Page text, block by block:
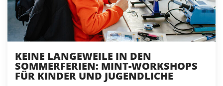
KEINE LANGEWEILE IN DEN
SOMMERFERIEN: MINT-WORKSHOPS
FÜR KINDER UND JUGENDLICHE